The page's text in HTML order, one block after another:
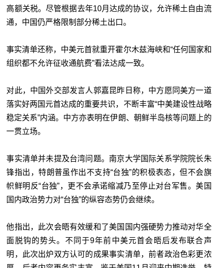
高额关税。尽管根据去年10月达成的协议，允许稀土自由流
通，中国仍严格限制部分稀土出口。
事实清单还称，中美元首就重开霍尔木兹海峡和“任何国家和
组织都不允许征收通航费”看法达成一致。
对此，中国外交部发言人郭嘉昆昨日称，中方愿同美方一道
落实好两国元首达成的重要共识，不断丰富“中美建设性战略
稳定关系”内涵。中方亦表明在伊朗、朝鲜半岛核等问题上的
一贯立场。
事实清单并未提及台湾问题。南京大学国际关系学院院长朱
锋指出，特朗普虽作出不支持“台独”的积极表态，但不会旗
帜鲜明反“台独”，更不会承诺缩减乃至停止对台军售。美国
国内政治势力对“台独”的纵容态势仍会继续。
他指出，此次会晤有效缓和了美国国内强硬势力推动对华全
面脱钩的势头。不同于9年前中美元首会晤后发布联合声
明，此次出炉双方认可的成果事实清单，前者政治色彩更浓